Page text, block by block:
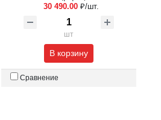
30 490.00 ₽/шт.
шт
В корзину
Сравнение